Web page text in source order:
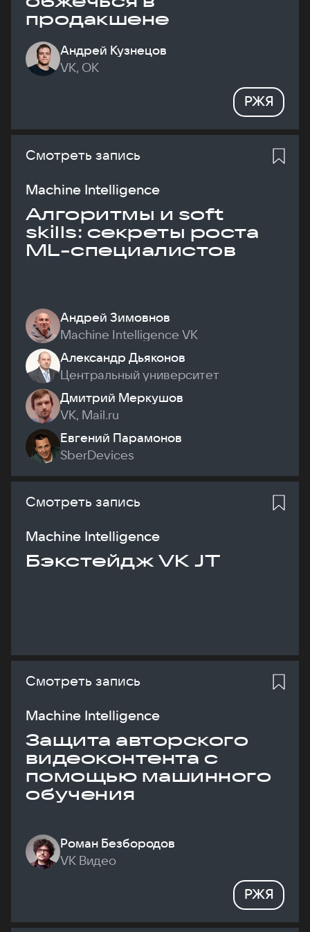
продакшене
Андрей Кузнецов
VK, ОК
РЖЯ
Смотреть запись
Machine Intelligence
Алгоритмы и soft
skills: секреты роста
ML-специалистов
Андрей Зимовнов
Machine Intelligence VK
Александр Дьяконов
Центральный университет
Дмитрий Меркушов
VK, Mail.ru
Евгений Парамонов
SberDevices
Смотреть запись
Machine Intelligence
Бэкстейдж VK JT
Смотреть запись
Machine Intelligence
Защита авторского
видеоконтента с
помощью машинного
обучения
Роман Безбородов
VK Видео
РЖЯ